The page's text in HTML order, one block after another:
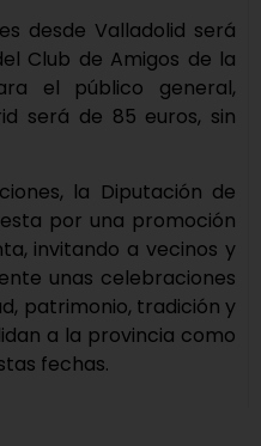
desde Valladolid será
Club de Amigos de la
el público general,
será de 85 euros, sin
la Diputación de
por una promoción
invitando a vecinos y
unas celebraciones
patrimonio, tradición y
a la provincia como
fechas.